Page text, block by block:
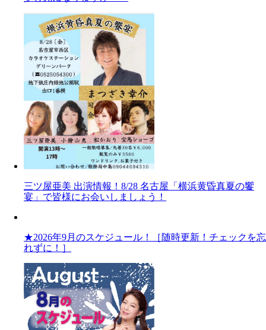
三ツ屋亜美 出演情報！8/28 名古屋「横浜黄昏真夏の饗
宴」で皆様にお会いしましょう！
★2026年9月のスケジュール！［随時更新！チェックを忘
れずに！］